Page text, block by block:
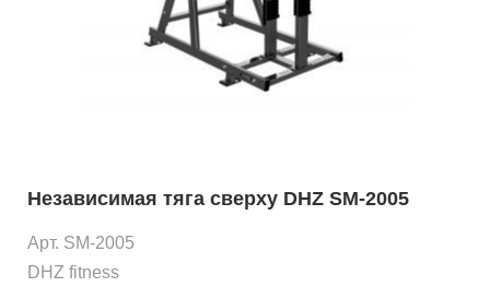
Независимая тяга сверху DHZ SM-2005
Арт. SM-2005
DHZ fitness